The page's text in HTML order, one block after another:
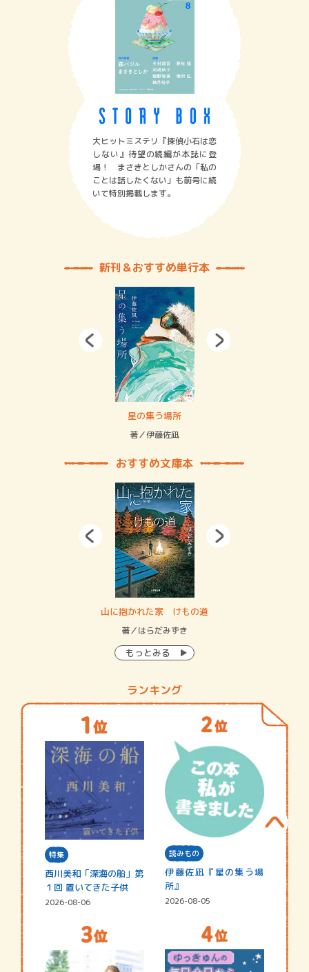
大ヒットミステリ『探偵小石は恋
しない』待望の続編が本誌に登
場！ まさきとしかさんの「私の
ことは話したくない」も前号に続
いて特別掲載します。
新刊＆おすすめ単行本
星の集う場所
著／伊藤佐凪
おすすめ文庫本
山に抱かれた家 けもの道
著／はらだみずき
もっとみる
ランキング
特集
西川美和「深海の船」第
１回 置いてきた子供
2026-08-06
読みもの
伊藤佐凪『星の集う場
所』
2026-08-05